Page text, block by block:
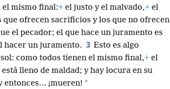
el mismo final:+ el justo y el malvado,+ el
ofrecen sacrificios y los que no ofrecen
el pecador; el que hace un juramento es
hacer un juramento. 3 Esto es algo
como todos tienen el mismo final,+ el
lleno de maldad; y hay locura en su
¡mueren! *